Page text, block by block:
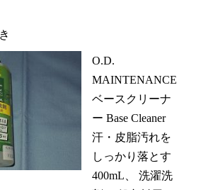
O.D.
MAINTENANCE
ベースクリーナ
ー Base Cleaner
汗・皮脂汚れを
しっかり落とす
400mL、 洗濯洗